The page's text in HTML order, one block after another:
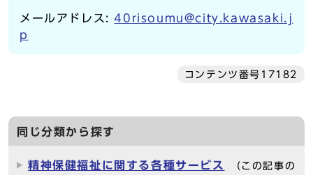
メールアドレス:40risoumu@city.kawasaki.j
p
コンテンツ番号17182
同じ分類から探す
精神保健福祉に関する各種サービス
（この記事の